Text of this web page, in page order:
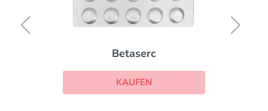
Betaserc
KAUFEN